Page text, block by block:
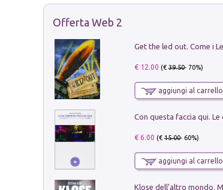
Offerta Web 2
€ 12.00 (€39.50- 70%)
aggiungi al carrello
€ 6.00 (€15.00- 60%)
aggiungi al carrello